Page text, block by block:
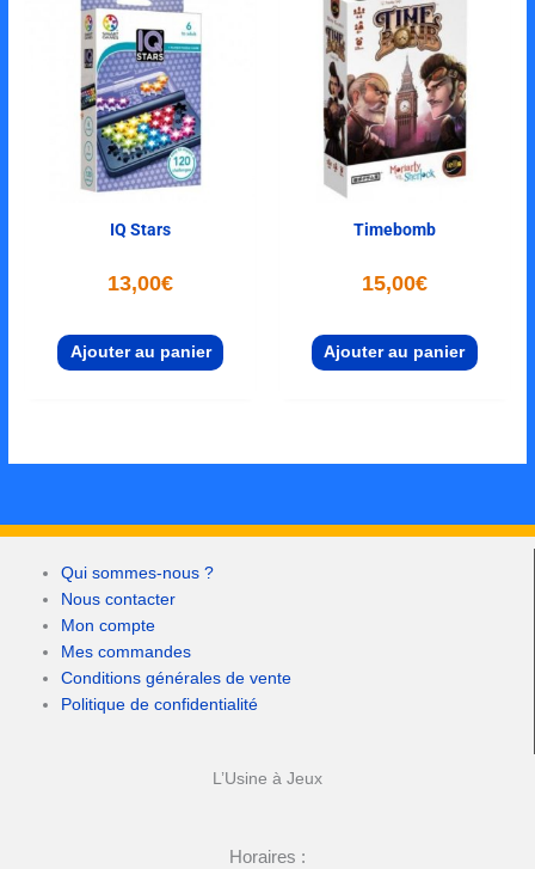
IQ Stars
13,00€
Ajouter au panier
Timebomb
15,00€
Ajouter au panier
Qui sommes-nous ?
Nous contacter
Mon compte
Mes commandes
Conditions générales de vente
Politique de confidentialité
L’Usine à Jeux
Horaires :